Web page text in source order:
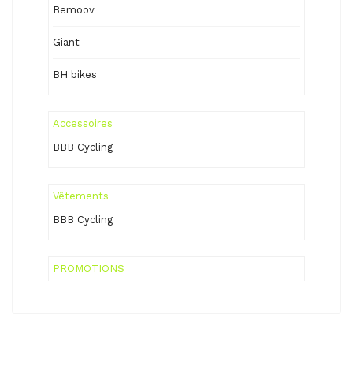
Bemoov
Giant
BH bikes
Accessoires
BBB Cycling
Vêtements
BBB Cycling
PROMOTIONS